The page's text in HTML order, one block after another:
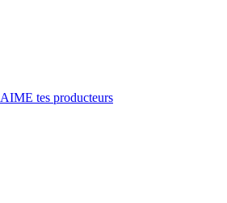
AIME tes producteurs